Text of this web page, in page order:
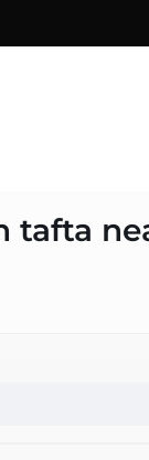
tafta